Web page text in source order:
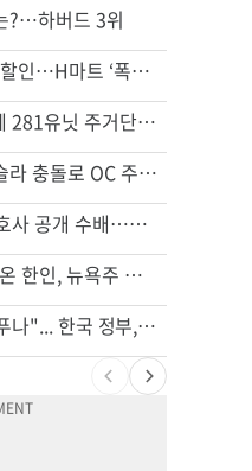
?…하버드 3위
쌀·라면 값 최대 80% 할인…H마트 ‘폭탄 세일’
부에나파크 한인타운에 281유닛 주거단지 들어선다
“전쟁터 같았다”…테슬라 충돌로 OC 주택 4채 파손
'14년째 도피' 한인 간호사 공개 수배…메디케어 사기 유죄
변호사시험 중 심정지 온 한인, 뉴욕주 제소
"65세 복수국적 빗장 푸나"... 한국 정부, 연령 완화 전면 추진